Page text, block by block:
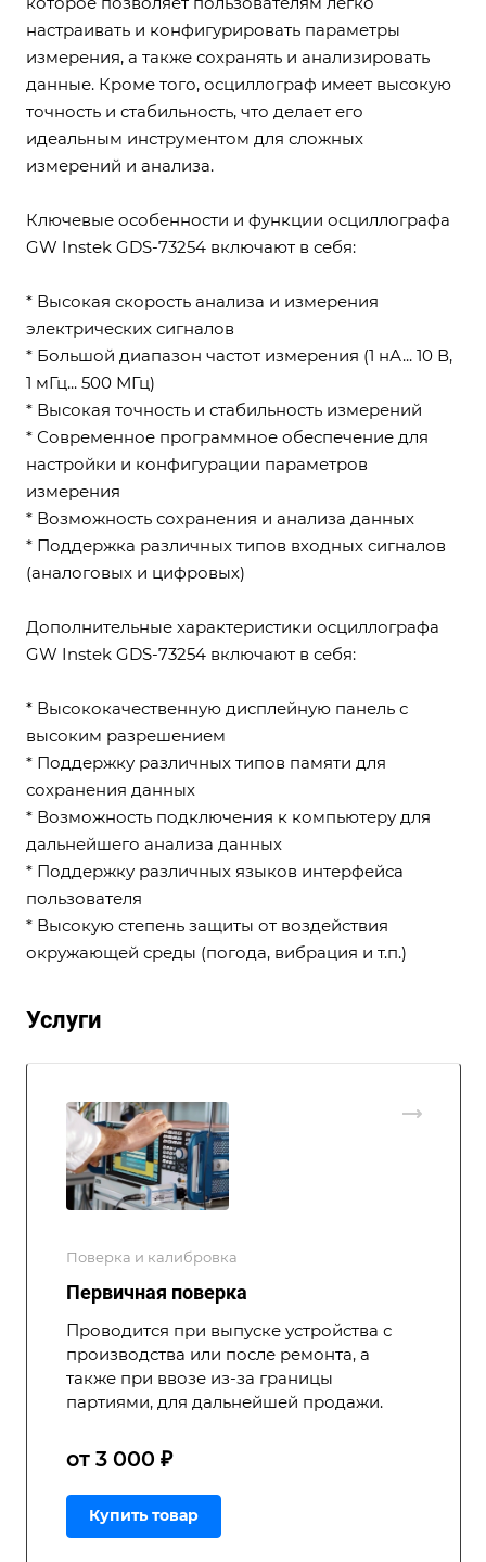
настраивать и конфигурировать параметры
измерения, а также сохранять и анализировать
данные. Кроме того, осциллограф имеет высокую
точность и стабильность, что делает его
идеальным инструментом для сложных
измерений и анализа.
Ключевые особенности и функции осциллографа
GW Instek GDS-73254 включают в себя:
* Высокая скорость анализа и измерения
электрических сигналов
* Большой диапазон частот измерения (1 нА... 10 В,
1 мГц... 500 МГц)
* Высокая точность и стабильность измерений
* Современное программное обеспечение для
настройки и конфигурации параметров
измерения
* Возможность сохранения и анализа данных
* Поддержка различных типов входных сигналов
(аналоговых и цифровых)
Дополнительные характеристики осциллографа
GW Instek GDS-73254 включают в себя:
* Высококачественную дисплейную панель с
высоким разрешением
* Поддержку различных типов памяти для
сохранения данных
* Возможность подключения к компьютеру для
дальнейшего анализа данных
* Поддержку различных языков интерфейса
пользователя
* Высокую степень защиты от воздействия
окружающей среды (погода, вибрация и т.п.)
Услуги
Поверка и калибровка
Первичная поверка
Проводится при выпуске устройства с
производства или после ремонта, а
также при ввозе из-за границы
партиями, для дальнейшей продажи.
от 3 000 ₽
Купить товар